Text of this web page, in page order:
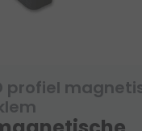
profiel